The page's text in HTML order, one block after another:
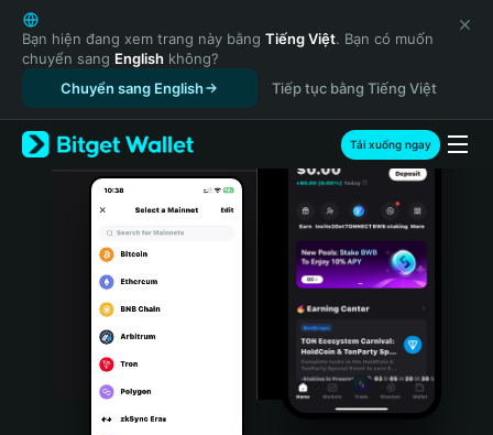
English
日本語
Tiếng Việt
Русский
Español (Latinoamérica)
Türkçe
Italiano
Português (Portugal)
Bahasa Indonesia
Bạn hiện đang xem trang này bằng Tiếng Việt. Bạn có muốn
chuyển sang English không?
Chuyển sang English
Tiếp tục bằng Tiếng Việt
Tải xuống ngay